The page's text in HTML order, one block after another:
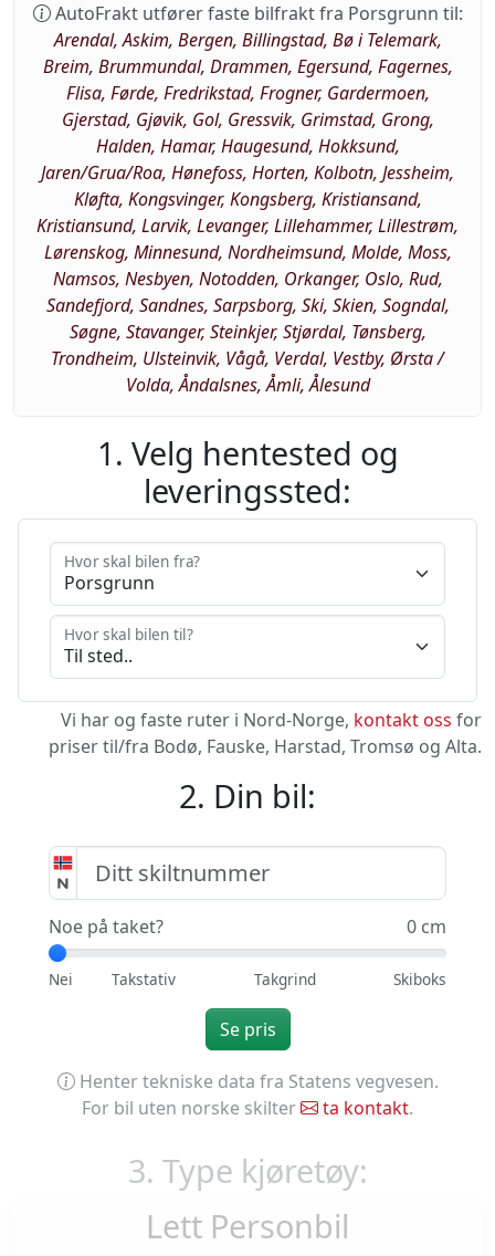
AutoFrakt utfører faste bilfrakt fra Porsgrunn til:
Arendal, Askim, Bergen, Billingstad, Bø i Telemark,
Breim, Brummundal, Drammen, Egersund, Fagernes,
Flisa, Førde, Fredrikstad, Frogner, Gardermoen,
Gjerstad, Gjøvik, Gol, Gressvik, Grimstad, Grong,
Halden, Hamar, Haugesund, Hokksund,
Jaren/Grua/Roa, Hønefoss, Horten, Kolbotn, Jessheim,
Kløfta, Kongsvinger, Kongsberg, Kristiansand,
Kristiansund, Larvik, Levanger, Lillehammer, Lillestrøm,
Lørenskog, Minnesund, Nordheimsund, Molde, Moss,
Namsos, Nesbyen, Notodden, Orkanger, Oslo, Rud,
Sandefjord, Sandnes, Sarpsborg, Ski, Skien, Sogndal,
Søgne, Stavanger, Steinkjer, Stjørdal, Tønsberg,
Trondheim, Ulsteinvik, Vågå, Verdal, Vestby, Ørsta /
Volda, Åndalsnes, Åmli, Ålesund
1. Velg hentested og
leveringssted:
Hvor skal bilen fra?
Hvor skal bilen til?
Vi har og faste ruter i Nord-Norge, kontakt oss for
priser til/fra Bodø, Fauske, Harstad, Tromsø og Alta.
2. Din bil:
Noe på taket? 0 cm
Se pris
Henter tekniske data fra Statens vegvesen.
For bil uten norske skilter
ta kontakt.
3. Type kjøretøy:
Lett Personbil